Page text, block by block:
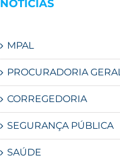
NOTÍCIAS
MPAL
PROCURADORIA GERAL
CORREGEDORIA
SEGURANÇA PÚBLICA
SAÚDE